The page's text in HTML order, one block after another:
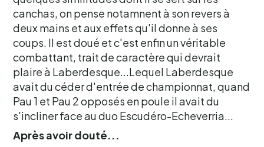
canchas, on pense notamnent à son revers à
deux mains et aux effets qu'il donne à ses
coups. Il est doué et c'est enfin un véritable
combattant, trait de caractère qui devrait
plaire à Laberdesque...Lequel Laberdesque
avait du céder d'entrée de championnat, quand
Pau 1 et Pau 2 opposés en poule il avait du
s'incliner face au duo Escudéro-Echeverria...
Après avoir douté...